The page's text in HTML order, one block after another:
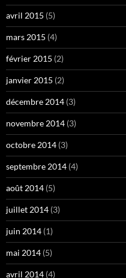
avril 2015 (5)
mars 2015 (4)
février 2015 (2)
janvier 2015 (2)
décembre 2014 (3)
novembre 2014 (3)
octobre 2014 (3)
septembre 2014 (4)
août 2014 (5)
juillet 2014 (3)
juin 2014 (1)
mai 2014 (5)
avril 2014 (4)